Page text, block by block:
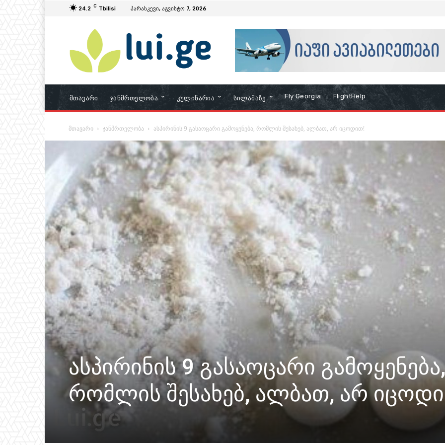
24.2 C Tbilisi პარასკევი, აგვისტო 7, 2026
Მთავარი Ჯანმრთელობა Კულინარია Სილამაზე Fly Georgia FlightHelp
მთავარი ჯანმრთელობა ასპირინის 9 გასაოცარი გამოყენება, რომლის შესახებ, ალბათ, არ იცოდით!
ასპირინის 9 გასაოცარი გამოყენება,
რომლის შესახებ, ალბათ, არ